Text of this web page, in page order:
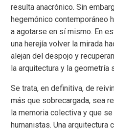
resulta anacrónico. Sin
hegemónico contemporáneo
a agotarse en sí mismo. En
una herejía volver la mirada
alejan del despojo y
la arquitectura y la geometría
Se trata, en definitiva, de
más que sobrecargada, sea
la memoria colectiva y que
humanistas. Una arquitectura